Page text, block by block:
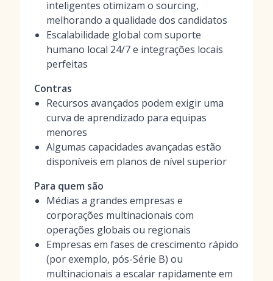
inteligentes otimizam o sourcing,
melhorando a qualidade dos candidatos
Escalabilidade global com suporte
humano local 24/7 e integrações locais
perfeitas
Contras
Recursos avançados podem exigir uma
curva de aprendizado para equipas
menores
Algumas capacidades avançadas estão
disponíveis em planos de nível superior
Para quem são
Médias a grandes empresas e
corporações multinacionais com
operações globais ou regionais
Empresas em fases de crescimento rápido
(por exemplo, pós-Série B) ou
multinacionais a escalar rapidamente em